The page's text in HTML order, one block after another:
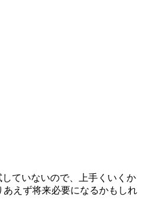
していないので、上手くいくか
えず将来必要になるかもしれ